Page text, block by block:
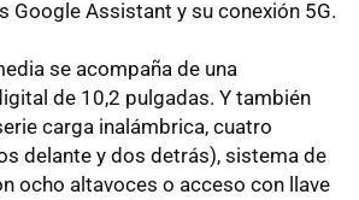
Google Assistant y su conexión 5G.
se acompaña de una
de 10,2 pulgadas. Y también
carga inalámbrica, cuatro
delante y dos detrás), sistema de
ocho altavoces o acceso con llave